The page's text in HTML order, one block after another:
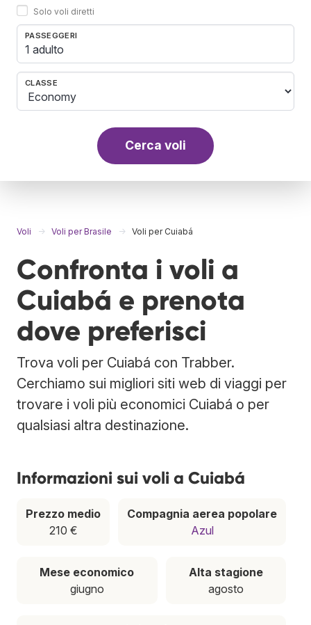
Solo voli diretti
PASSEGGERI
1 adulto
CLASSE
Cerca voli
Voli Voli per Brasile Voli per Cuiabá
Confronta i voli a
Cuiabá e prenota
dove preferisci
Trova voli per Cuiabá con Trabber.
Cerchiamo sui migliori siti web di viaggi per
trovare i voli più economici Cuiabá o per
qualsiasi altra destinazione.
Informazioni sui voli a Cuiabá
Prezzo medio
210 €
Compagnia aerea popolare
Azul
Mese economico
giugno
Alta stagione
agosto